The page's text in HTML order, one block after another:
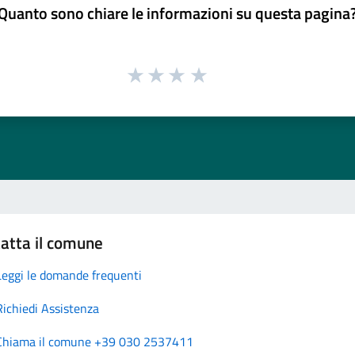
sono chiare le informazioni su questa
il comune
le domande frequenti
Assistenza
il comune +39 030 2537411